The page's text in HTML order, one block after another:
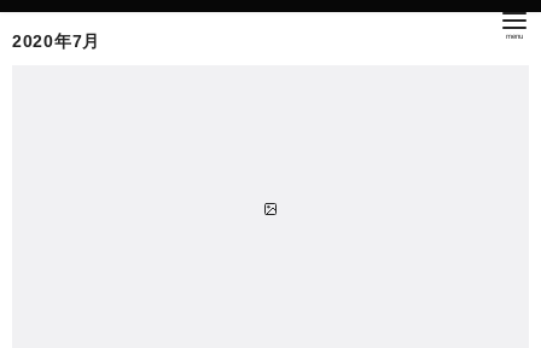
2020年7月